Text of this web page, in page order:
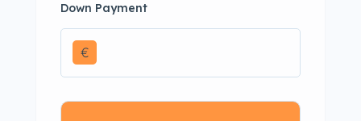
Down Payment
€